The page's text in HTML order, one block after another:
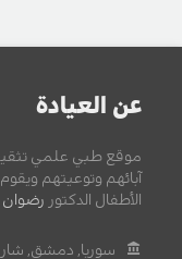
عن العيادة
موقع طبي علمي
آبائهم وتوعيتهم
الأطفال الدكتور رضوان
سوريا, دمشق,